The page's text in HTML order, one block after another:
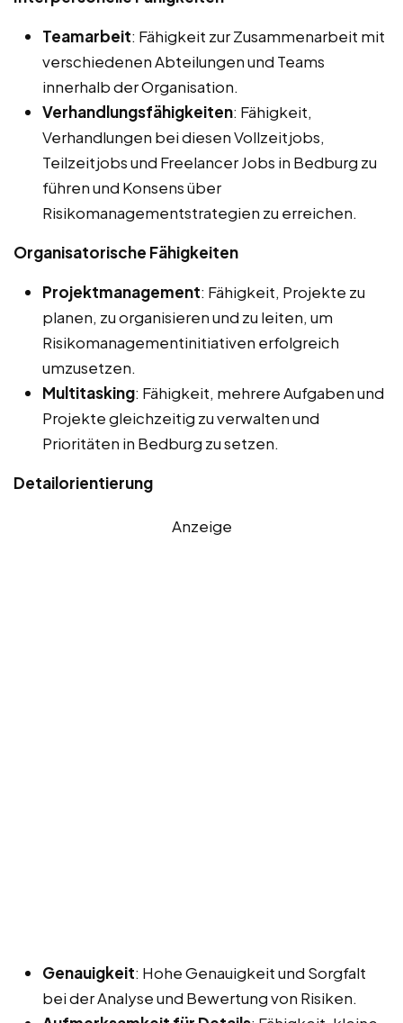
Teamarbeit: Fähigkeit zur Zusammenarbeit mit
verschiedenen Abteilungen und Teams
innerhalb der Organisation.
Verhandlungsfähigkeiten: Fähigkeit,
Verhandlungen bei diesen Vollzeitjobs,
Teilzeitjobs und Freelancer Jobs in Bedburg zu
führen und Konsens über
Risikomanagementstrategien zu erreichen.
Organisatorische Fähigkeiten
Projektmanagement: Fähigkeit, Projekte zu
planen, zu organisieren und zu leiten, um
Risikomanagementinitiativen erfolgreich
umzusetzen.
Multitasking: Fähigkeit, mehrere Aufgaben und
Projekte gleichzeitig zu verwalten und
Prioritäten in Bedburg zu setzen.
Detailorientierung
Anzeige
Genauigkeit: Hohe Genauigkeit und Sorgfalt
bei der Analyse und Bewertung von Risiken.